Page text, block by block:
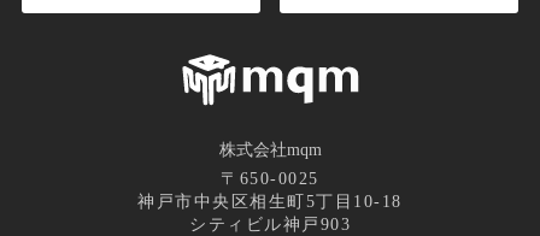
株式会社mqm
〒650-0025
神戸市中央区相生町5丁目10-18
シティビル神戸903